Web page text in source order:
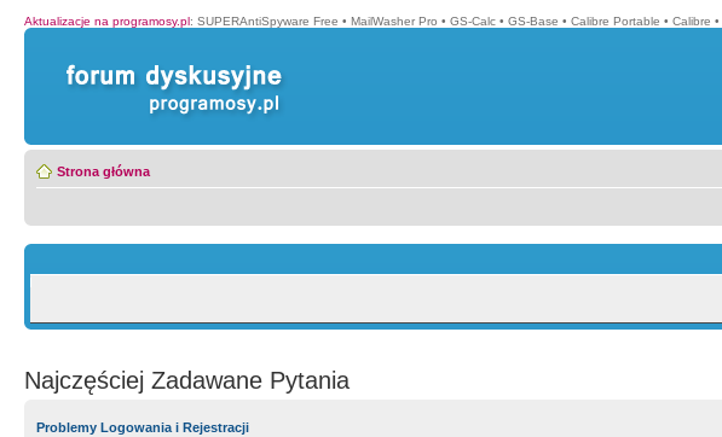
Aktualizacje na programosy.pl: SUPERAntiSpyware Free • MailWasher Pro • GS-Calc • GS-Base • Calibre Portable • Calibre •
Strona główna
Najczęściej Zadawane Pytania
Problemy Logowania i Rejestracji